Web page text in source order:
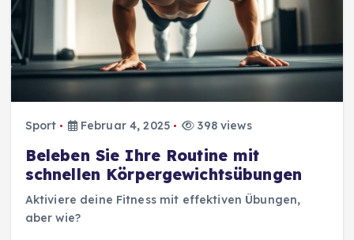
Sport Februar 4, 2025 398 views
Beleben Sie Ihre Routine mit
schnellen Körpergewichtsübungen
Aktiviere deine Fitness mit effektiven Übungen,
aber wie?